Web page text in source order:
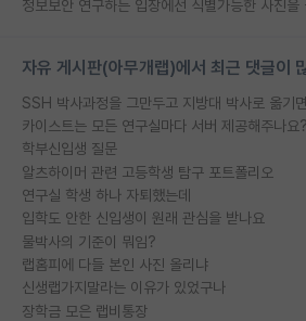
자유 게시판(아무개랩)에서 최근 댓글이
카이스트는 모든 연구실마다 서버 제공해주나요?
학부신입생 질문
알츠하이머 관련 고등학생 탐구 포트폴리오
연구실 학생 하나 자퇴했는데
입학도 안한 신입생이 원래 관심을 받나요
물박사의 기준이 뭐임?
랩홈피에 다들 본인 사진 올리냐
신생랩가지말라는 이유가 있었구나
장학금 모은 랩비통장